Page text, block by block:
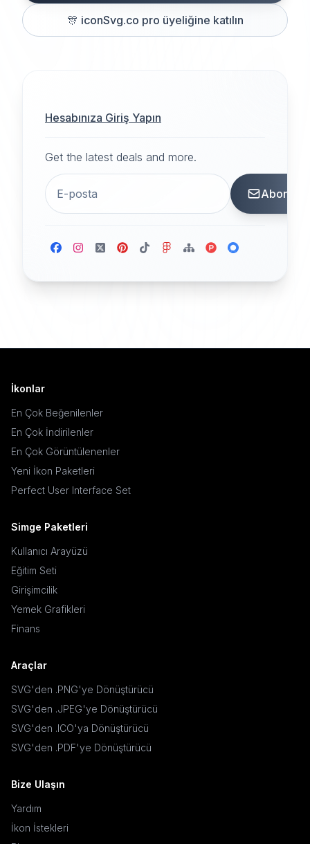
🎊 iconSvg.co pro üyeliğine katılın
Hesabınıza Giriş Yapın
Get the latest deals and more.
Abone
İkonlar
En Çok Beğenilenler
En Çok İndirilenler
En Çok Görüntülenenler
Yeni İkon Paketleri
Perfect User Interface Set
Simge Paketleri
Kullanıcı Arayüzü
Eğitim Seti
Girişimcilik
Yemek Grafikleri
Finans
Araçlar
SVG'den .PNG'ye Dönüştürücü
SVG'den .JPEG'ye Dönüştürücü
SVG'den .ICO'ya Dönüştürücü
SVG'den .PDF'ye Dönüştürücü
Bize Ulaşın
Yardım
İkon İstekleri